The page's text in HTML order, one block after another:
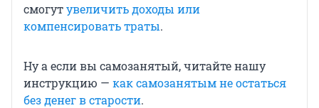
смогутувеличить доходы или
компенсировать траты.
Ну а если вы самозанятый, читайте нашу
инструкцию — как самозанятым не остаться
без денег в старости.